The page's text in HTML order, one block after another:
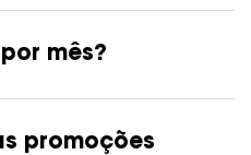
mês?
promoções